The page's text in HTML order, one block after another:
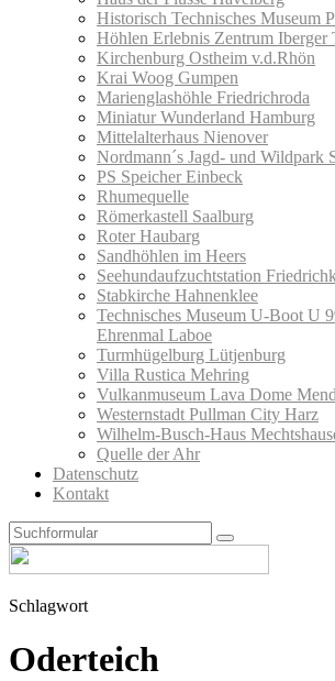
Historisch Technisches Museum
Höhlen Erlebnis Zentrum Iberger
Kirchenburg Ostheim v.d.Rhön
Krai Woog Gumpen
Marienglashöhle Friedrichroda
Miniatur Wunderland Hamburg
Mittelalterhaus Nienover
Nordmann´s Jagd- und Wildpark
PS Speicher Einbeck
Rhumequelle
Römerkastell Saalburg
Roter Haubarg
Sandhöhlen im Heers
Seehundaufzuchtstation
Stabkirche Hahnenklee
Technisches Museum U-Boot U
Ehrenmal Laboe
Turmhügelburg Lütjenburg
Villa Rustica Mehring
Vulkanmuseum Lava Dome
Westernstadt Pullman City Harz
Wilhelm-Busch-Haus
Quelle der Ahr
Datenschutz
Kontakt
Search
Schlagwort
Oderteich